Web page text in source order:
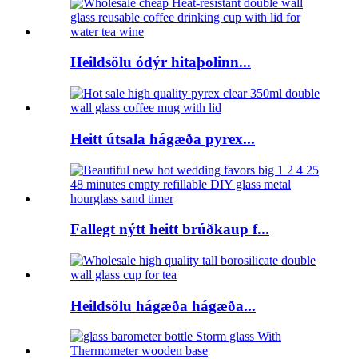
Heildsölu ódýr hitaþolinn...
Heitt útsala hágæða pyrex...
Fallegt nýtt heitt brúðkaup f...
Heildsölu hágæða hágæða...